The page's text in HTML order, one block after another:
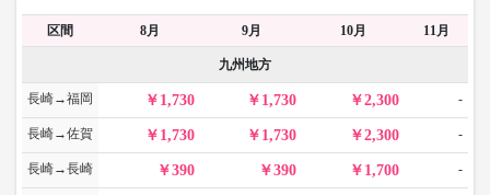
区間 8月 9月 10月 11月
九州地方
長崎→福岡 1,730 1,730 2,300 -
長崎→佐賀 1,730 1,730 2,300 -
長崎→長崎 390 390 1,700 -